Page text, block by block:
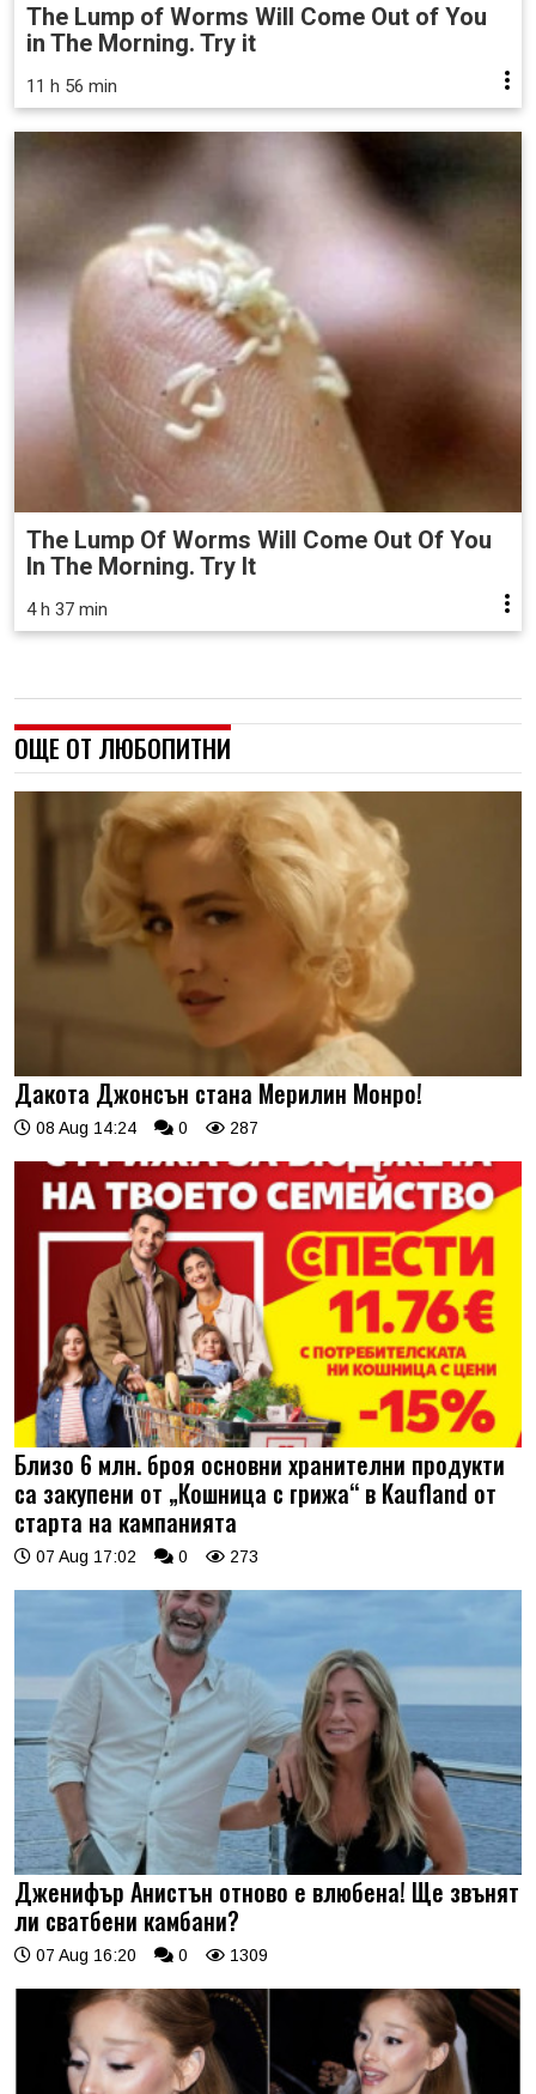
The Lump of Worms Will Come Out of You
in The Morning. Try it
11 h 56 min
The Lump Of Worms Will Come Out Of You
In The Morning. Try It
4 h 37 min
ОЩЕ ОТ ЛЮБОПИТНИ
Дакота Джонсън стана Мерилин Монро!
08 Aug 14:24 0 287
Близо 6 млн. броя основни хранителни продукти
са закупени от „Кошница с грижа“ в Kaufland от
старта на кампанията
07 Aug 17:02 0 273
Дженифър Анистън отново е влюбена! Ще звънят
ли сватбени камбани?
07 Aug 16:20 0 1309